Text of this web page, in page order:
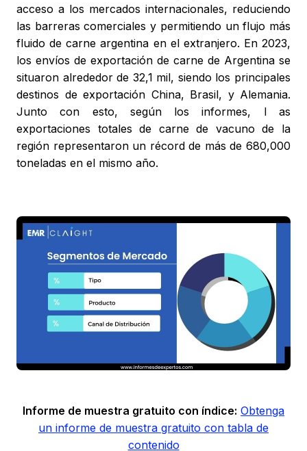
acceso a los mercados internacionales, reduciendo
las barreras comerciales y permitiendo un flujo más
fluido de carne argentina en el extranjero. En 2023,
los envíos de exportación de carne de Argentina se
situaron alrededor de 32,1 mil, siendo los principales
destinos de exportación China, Brasil, y Alemania.
Junto con esto, según los informes, l as
exportaciones totales de carne de vacuno de la
región representaron un récord de más de 680,000
toneladas en el mismo año.
Informe de muestra gratuito con índice: Obtenga
un informe de muestra gratuito con tabla de
contenido